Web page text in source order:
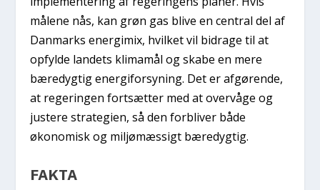
målene nås, kan grøn gas blive en central del af
Danmarks energimix, hvilket vil bidrage til at
opfylde landets klimamål og skabe en mere
bæredygtig energiforsyning. Det er afgørende,
at regeringen fortsætter med at overvåge og
justere strategien, så den forbliver både
økonomisk og miljømæssigt bæredygtig.
FAKTA